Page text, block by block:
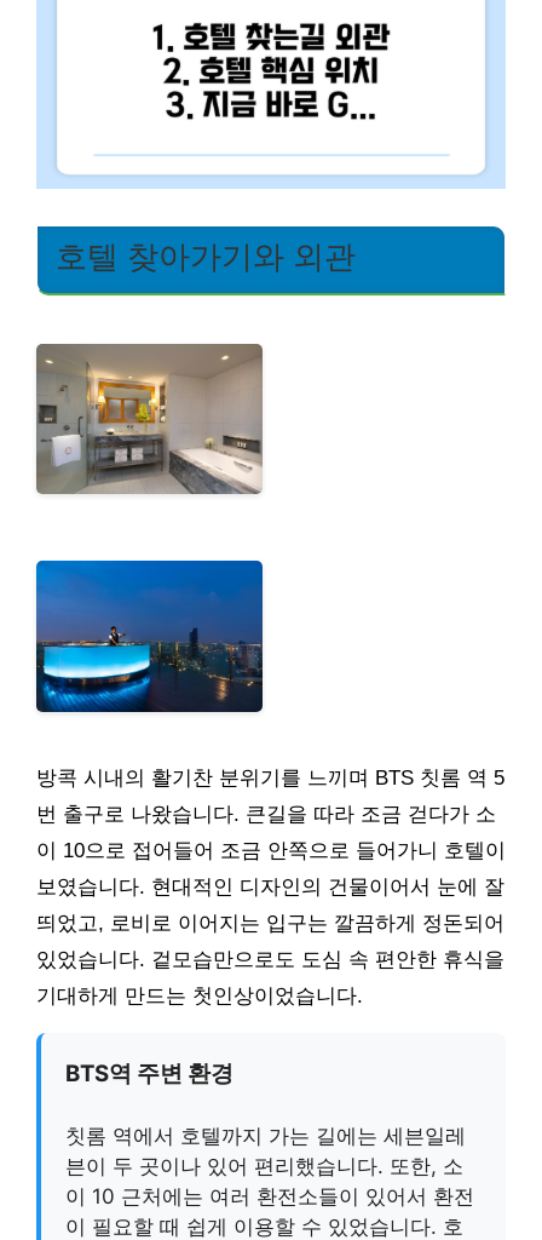
호텔 찾아가기와 외관
방콕 시내의 활기찬 분위기를 느끼며 BTS 칫롬 역 5
번 출구로 나왔습니다. 큰길을 따라 조금 걷다가 소
이 10으로 접어들어 조금 안쪽으로 들어가니 호텔이
보였습니다. 현대적인 디자인의 건물이어서 눈에 잘
띄었고, 로비로 이어지는 입구는 깔끔하게 정돈되어
있었습니다. 겉모습만으로도 도심 속 편안한 휴식을
기대하게 만드는 첫인상이었습니다.
BTS역 주변 환경
칫롬 역에서 호텔까지 가는 길에는 세븐일레
븐이 두 곳이나 있어 편리했습니다. 또한, 소
이 10 근처에는 여러 환전소들이 있어서 환전
이 필요할 때 쉽게 이용할 수 있었습니다. 호